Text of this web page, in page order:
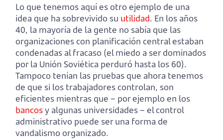
Lo que tenemos aquí es otro ejemplo de una
idea que ha sobrevivido su utilidad. En los años
40, la mayoría de la gente no sabía que las
organizaciones con planificación central estaban
condenadas al fracaso (el miedo a ser dominados
por la Unión Soviética perduró hasta los 60).
Tampoco tenían las pruebas que ahora tenemos
de que si los trabajadores controlan, son
eficientes mientras que – por ejemplo en los
bancosy algunas universidades – el control
administrativo puede ser una forma de
vandalismo organizado.